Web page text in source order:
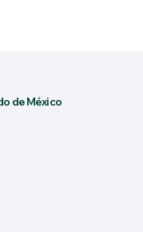
de México